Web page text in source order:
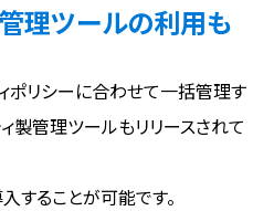
理ツールの利用も
ポリシーに合わせて一括管理す
製管理ツールもリリースされて
することが可能です。